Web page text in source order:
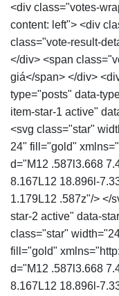
<div class="votes-
content: left"> <div
class="vote-result-
</div> <span
giá</span> </div>
type="posts" data-
item-star-1 active"
<svg class="star"
24" fill="gold"
d="M12 .587l3.668
8.167L12 18.896l-
1.179L12 .587z"/> </
star-2 active" data-
class="star"
fill="gold"
d="M12 .587l3.668
8.167L12 18.896l-